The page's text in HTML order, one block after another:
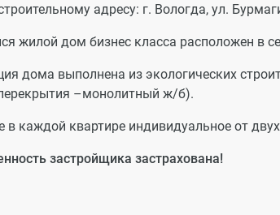
адресу: г. Вологда, ул.
жилой дом бизнес класса расположен в
дома выполнена из экологических
–монолитный ж/б).
в каждой квартире индивидуальное от
застройщика застрахована!